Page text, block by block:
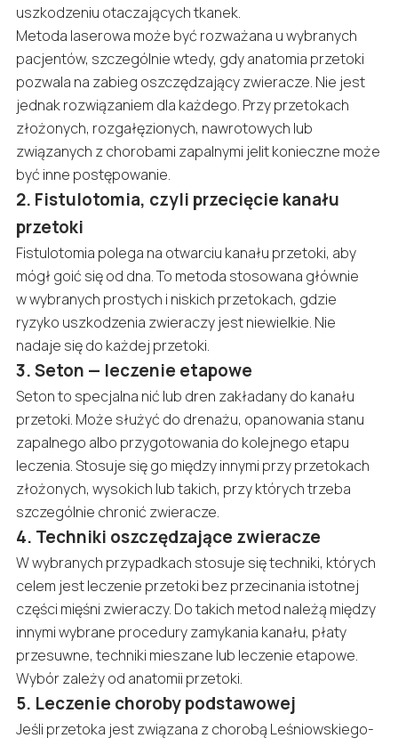
uszkodzeniu otaczających tkanek.
Metoda laserowa może być rozważana u wybranych
pacjentów, szczególnie wtedy, gdy anatomia przetoki
pozwala na zabieg oszczędzający zwieracze. Nie jest
jednak rozwiązaniem dla każdego. Przy przetokach
złożonych, rozgałęzionych, nawrotowych lub
związanych z chorobami zapalnymi jelit konieczne może
być inne postępowanie.
2. Fistulotomia, czyli przecięcie kanału
przetoki
Fistulotomia polega na otwarciu kanału przetoki, aby
mógł goić się od dna. To metoda stosowana głównie
w wybranych prostych i niskich przetokach, gdzie
ryzyko uszkodzenia zwieraczy jest niewielkie. Nie
nadaje się do każdej przetoki.
3. Seton — leczenie etapowe
Seton to specjalna nić lub dren zakładany do kanału
przetoki. Może służyć do drenażu, opanowania stanu
zapalnego albo przygotowania do kolejnego etapu
leczenia. Stosuje się go między innymi przy przetokach
złożonych, wysokich lub takich, przy których trzeba
szczególnie chronić zwieracze.
4. Techniki oszczędzające zwieracze
W wybranych przypadkach stosuje się techniki, których
celem jest leczenie przetoki bez przecinania istotnej
części mięśni zwieraczy. Do takich metod należą między
innymi wybrane procedury zamykania kanału, płaty
przesuwne, techniki mieszane lub leczenie etapowe.
Wybór zależy od anatomii przetoki.
5. Leczenie choroby podstawowej
Jeśli przetoka jest związana z chorobą Leśniowskiego-